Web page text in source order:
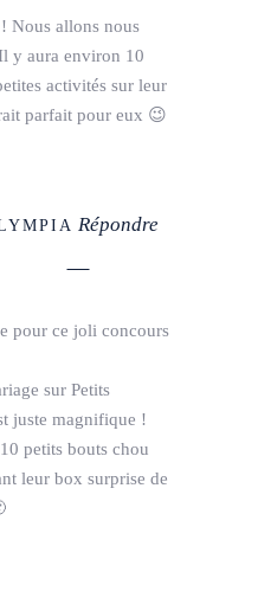
Nous allons nous
y aura environ 10
activités sur leur
parfait pour eux 😉
Répondre
pour ce joli concours
sur Petits
juste magnifique !
petits bouts chou
leur box surprise de